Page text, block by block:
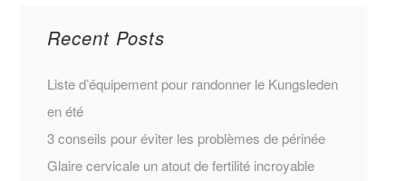
Recent Posts
Liste d’équipement pour randonner le Kungsleden
en été
3 conseils pour éviter les problèmes de périnée
Glaire cervicale un atout de fertilité incroyable